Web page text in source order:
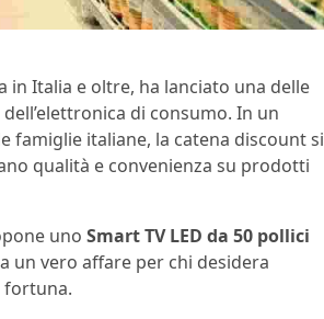
Italia e oltre, ha lanciato una delle
di consumo. In un
italiane, la catena discount si
qualità e convenienza su prodotti
uno Smart TV LED da 50 pollici
un vero affare per chi desidera
fortuna.